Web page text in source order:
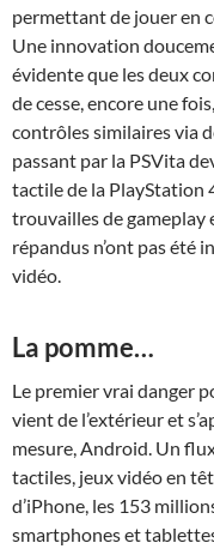
permettant de jouer en
Une innovation
évidente que les deux
de cesse, encore une
contrôles similaires via
passant par la PSVita
tactile de la PlayStation
trouvailles de gameplay
répandus n’ont pas été
vidéo.
La pomme…
Le premier vrai danger
vient de l’extérieur et
mesure, Android. Un
tactiles, jeux vidéo en
d’iPhone, les 153
smartphones et